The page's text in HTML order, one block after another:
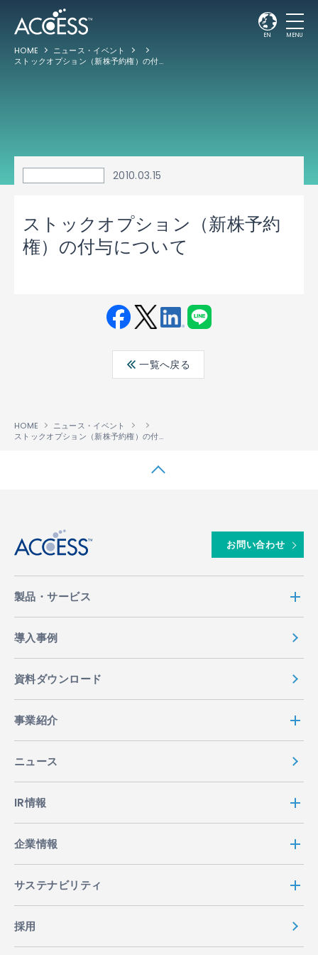
EN MENU
HOME
ニュース・イベント
ストックオプション（新株予約権）の付与について
2010.03.15
ストックオプション（新株予約
権）の付与について
ebo ter
edin
一覧へ戻る
HOME
ニュース・イベント
ストックオプション（新株予約権）の付与について
お問い合わせ
製品・サービス
導入事例
資料ダウンロード
事業紹介
ニュース
IR情報
企業情報
サステナビリティ
採用